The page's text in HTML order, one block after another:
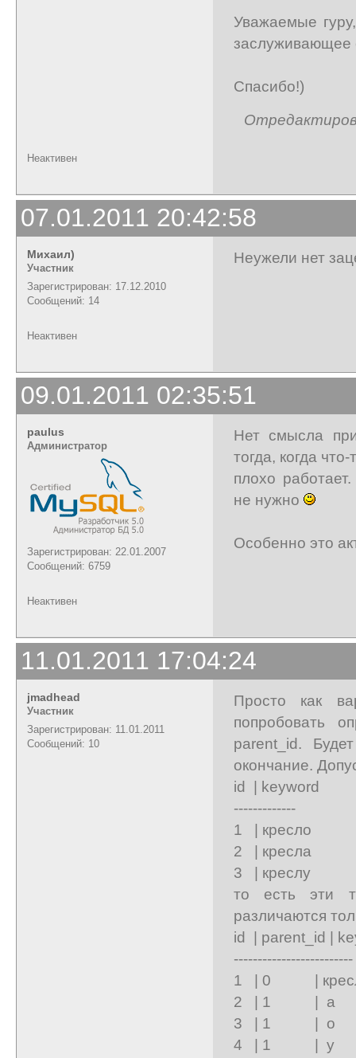
Уважаемые
заслуживающее
Спасибо!)
Неактивен
07.01.2011 20:42:58
Михаил)
Участник
Зарегистрирован: 17.12.2010
Сообщений: 14
Неужели нет
Неактивен
09.01.2011 02:35:51
paulus
Администратор
Зарегистрирован: 22.01.2007
Сообщений: 6759
Нет смысла
тогда, когда что-
плохо
не нужно
Особенно это
Неактивен
11.01.2011 17:04:24
jmadhead
Участник
Зарегистрирован: 11.01.2011
Сообщений: 10
Просто как
попробовать
parent_id.
окончание.
id | keyword
-------------
1 | кресло
2 | кресла
3 | креслу
то есть эти
различаются
id | parent_id |
-------------------------
1 | 0 |
2 | 1 | а
3 | 1 | о
4 | 1 | у